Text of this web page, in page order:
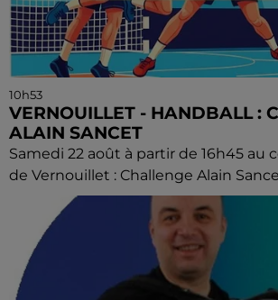
10h53
VERNOUILLET - HANDBALL :
ALAIN SANCET
Samedi 22 août à partir de 16h45 au
de Vernouillet : Challenge Alain